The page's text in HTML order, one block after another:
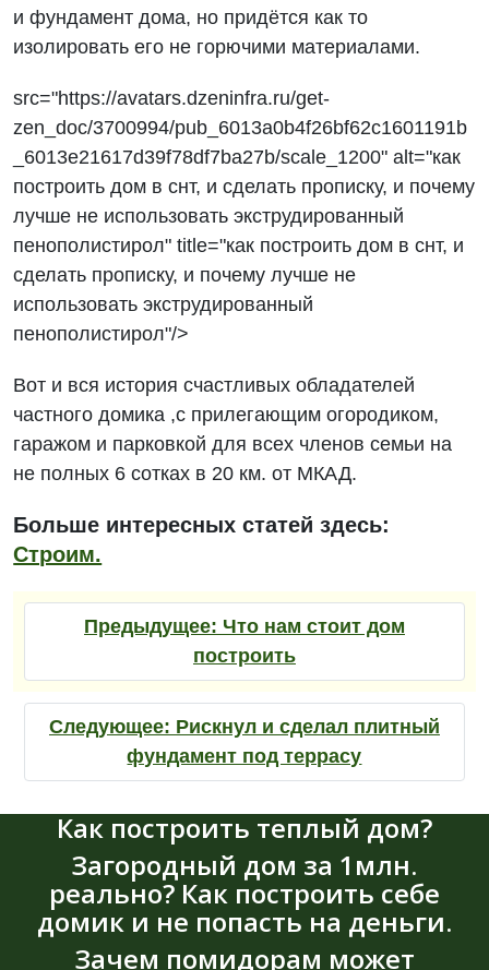
и фундамент дома, но придётся как то
изолировать его не горючими материалами.
src="https://avatars.dzeninfra.ru/get-
zen_doc/3700994/pub_6013a0b4f26bf62c1601191b
_6013e21617d39f78df7ba27b/scale_1200" alt="как
построить дом в снт, и сделать прописку, и почему
лучше не использовать экструдированный
пенополистирол" title="как построить дом в снт, и
сделать прописку, и почему лучше не
использовать экструдированный
пенополистирол"/>
Вот и вся история счастливых обладателей
частного домика ,с прилегающим огородиком,
гаражом и парковкой для всех членов семьи на
не полных 6 сотках в 20 км. от МКАД.
Больше интересных статей здесь:
Строим.
Предыдущее: Что нам стоит дом
построить
Следующее: Рискнул и сделал плитный
фундамент под террасу
Как построить теплый дом?
Загородный дом за 1млн.
реально? Как построить себе
домик и не попасть на деньги.
Зачем помидорам может